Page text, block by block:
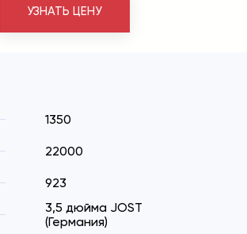
УЗНАТЬ ЦЕНУ
1350
22000
923
3,5 дюйма JOST
(Германия)